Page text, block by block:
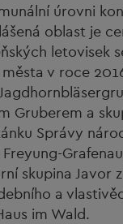
úrovni
oblast je
letovisek
v roce
Gruberem a
Správy
skupina Javor
a
im Wald.